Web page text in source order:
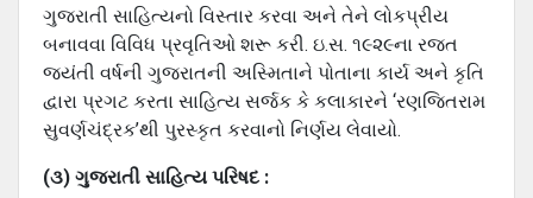
ગુજરાતી સાહિત્‍યનો વિસ્‍તાર કરવા અને તેને લોકપ્રીય
બનાવવા વિવિધ પ્રવૃતિઓ શરૂ કરી. ઇ.સ. ૧૯૨૯ના રજત
જયંતી વર્ષની ગુજરાતની અસ્મિતાને પોતાના કાર્ય અને કૃતિ
દ્વારા પ્રગટ કરતા સાહિત્‍ય સર્જક કે કલાકારને ‘રણજિતરામ
સુવર્ણચંદ્રક’થી પુરસ્‍કૃત કરવાનો નિર્ણય લેવાયો.
(૩) ગુજરાતી સાહિત્‍ય પરિષદ :